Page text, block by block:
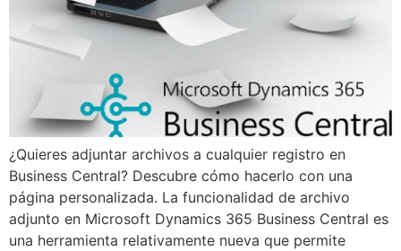
¿Quieres adjuntar archivos a cualquier registro en
Business Central? Descubre cómo hacerlo con una
página personalizada. La funcionalidad de archivo
adjunto en Microsoft Dynamics 365 Business Central es
una herramienta relativamente nueva que permite